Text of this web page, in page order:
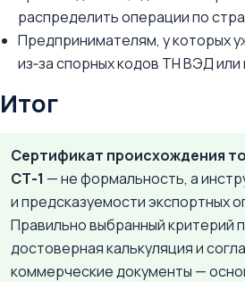
распределить операции по
Предпринимателям, у которых
из‑за спорных кодов ТН ВЭД
Итог
Сертификат происхождения
СТ-1 — не формальность, а
и предсказуемости экспортных
Правильно выбранный критерий
достоверная калькуляция и
коммерческие документы —